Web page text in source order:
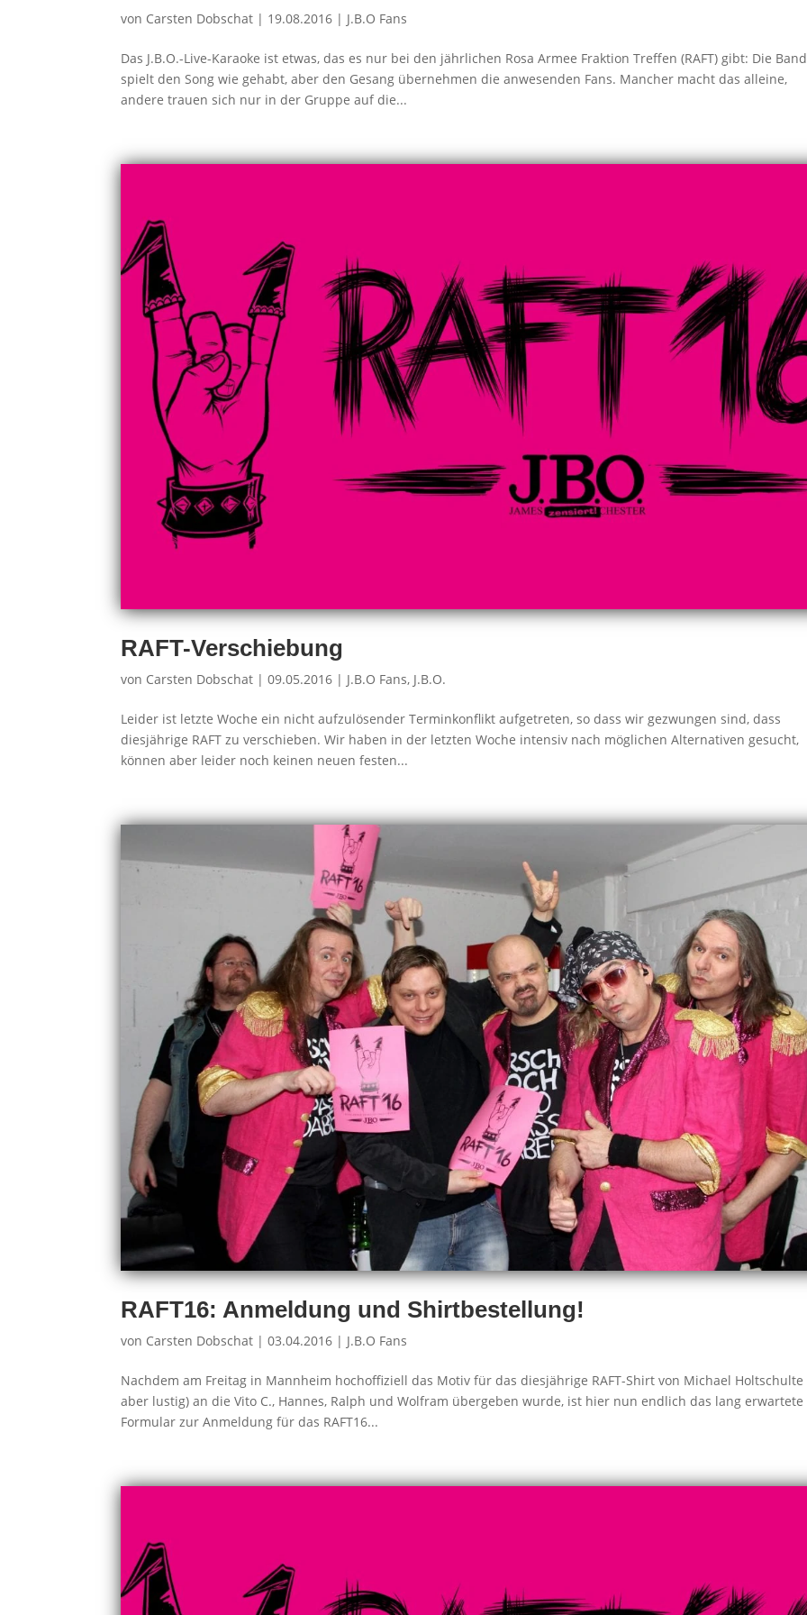
von Carsten Dobschat | 19.08.2016 | J.B.O Fans
Das J.B.O.-Live-Karaoke ist etwas, das es nur bei den jährlichen Rosa Armee Fraktion Treffen (RAFT) gibt: Die Band
spielt den Song wie gehabt, aber den Gesang übernehmen die anwesenden Fans. Mancher macht das alleine,
andere trauen sich nur in der Gruppe auf die...
RAFT-Verschiebung
von Carsten Dobschat |09.05.2016 | J.B.O Fans, J.B.O.
Leider ist letzte Woche ein nicht aufzulösender Terminkonflikt aufgetreten, so dass wir gezwungen sind, dass
diesjährige RAFT zu verschieben. Wir haben in der letzten Woche intensiv nach möglichen Alternativen gesucht,
können aber leider noch keinen neuen festen...
RAFT16: Anmeldung und Shirtbestellung!
von Carsten Dobschat |03.04.2016 | J.B.O Fans
Nachdem am Freitag in Mannheim hochoffiziell das Motiv für das diesjährige RAFT-Shirt von Michael Holtschulte
aber lustig) an die Vito C., Hannes, Ralph und Wolfram übergeben wurde, ist hier nun endlich das lang erwartete
Formular zur Anmeldung für das RAFT16...